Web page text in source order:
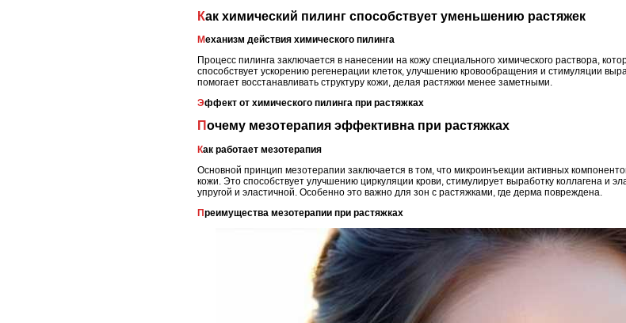
Как химический пилинг способствует уменьшению растяжек
Механизм действия химического пилинга
Процесс пилинга заключается в нанесении на кожу специального химического раствора,
способствует ускорению регенерации клеток, улучшению кровообращения и стимуляции
помогает восстанавливать структуру кожи, делая растяжки менее заметными.
Эффект от химического пилинга при растяжках
Почему мезотерапия эффективна при растяжках
Как работает мезотерапия
Основной принцип мезотерапии заключается в том, что микроинъекции активных
кожи. Это способствует улучшению циркуляции крови, стимулирует выработку коллагена и
упругой и эластичной. Особенно это важно для зон с растяжками, где дерма повреждена.
Преимущества мезотерапии при растяжках